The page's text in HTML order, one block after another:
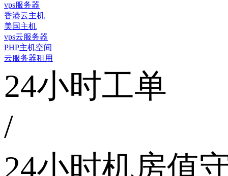
vps服务器
香港云主机
美国主机
vps云服务器
PHP主机空间
云服务器租用
24小时工单
/
24小时机房值